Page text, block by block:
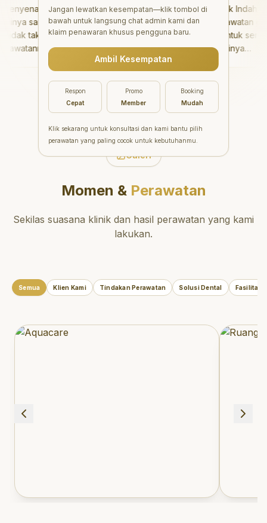
sangat baik
takut sama
tidak
setelahnya.
ke dokter
"Aesthetic Pondok Indah
menawarkan perawatan gigi
yang luar biasa untuk semua
orang. Dokter giginya
profesional, ramah, dan
meluangkan waktu untuk
mengedukasi pasien tentang
kesehatan gigi dan mulut
yang baik. Klinik ini terletak di
daerah yang strategis,
sehingga nyaman untuk
direkomendasikan untuk
dan berkualitas!
Galeri
Momen &Perawatan
Sekilas suasana klinik dan hasil perawatan yang kami
lakukan.
Semua Klien Kami Tindakan Perawatan Solusi Dental Fasilitas
Jangan lewatkan kesempatan—klik tombol di
bawah untuk langsung chat admin kami dan
klaim penawaran khusus pengguna baru.
Ambil Kesempatan
Respon
Cepat
Promo
Member
Booking
Mudah
Klik sekarang untuk konsultasi dan kami bantu pilih
perawatan yang paling cocok untuk kebutuhanmu.